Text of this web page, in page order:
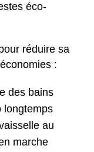
éco-
réduire sa
:
des bains
longtemps
au
marche